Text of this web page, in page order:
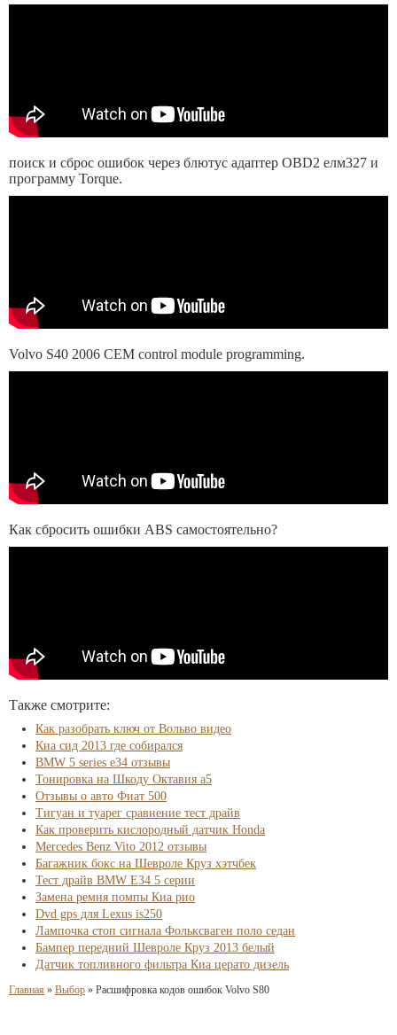
поиск и сброс ошибок через блютус адаптер OBD2 елм327 и
программу Torque.
Volvo S40 2006 CEM control module programming.
Как сбросить ошибки ABS самостоятельно?
Также смотрите:
Как разобрать ключ от Вольво видео
Киа сид 2013 где собирался
BMW 5 series e34 отзывы
Тонировка на Шкоду Октавия а5
Отзывы о авто Фиат 500
Тигуан и туарег сравнение тест драйв
Как проверить кислородный датчик Honda
Mercedes Benz Vito 2012 отзывы
Багажник бокс на Шевроле Круз хэтчбек
Тест драйв BMW Е34 5 серии
Замена ремня помпы Киа рио
Dvd gps для Lexus is250
Лампочка стоп сигнала Фольксваген поло седан
Бампер передний Шевроле Круз 2013 белый
Датчик топливного фильтра Киа церато дизель
Главная » Выбор » Расшифровка кодов ошибок Volvo S80